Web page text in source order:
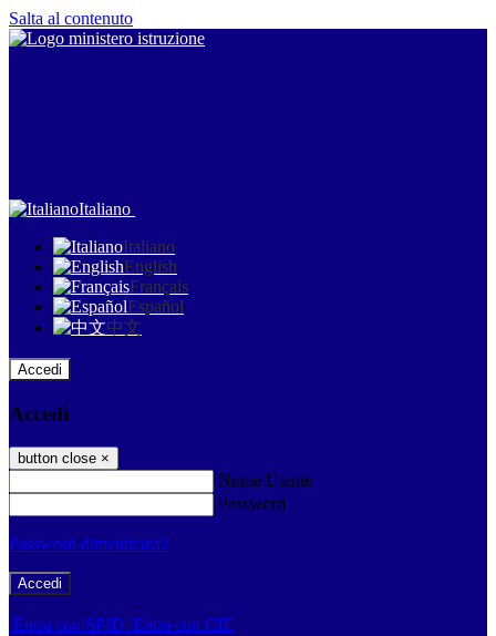
Salta al contenuto
Italiano
Italiano
English
Français
Español
中文
Accedi
Accedi
button close ×
Nome Utente
Password
Password dimenticata?
-
Entra con SPID Entra con CIE